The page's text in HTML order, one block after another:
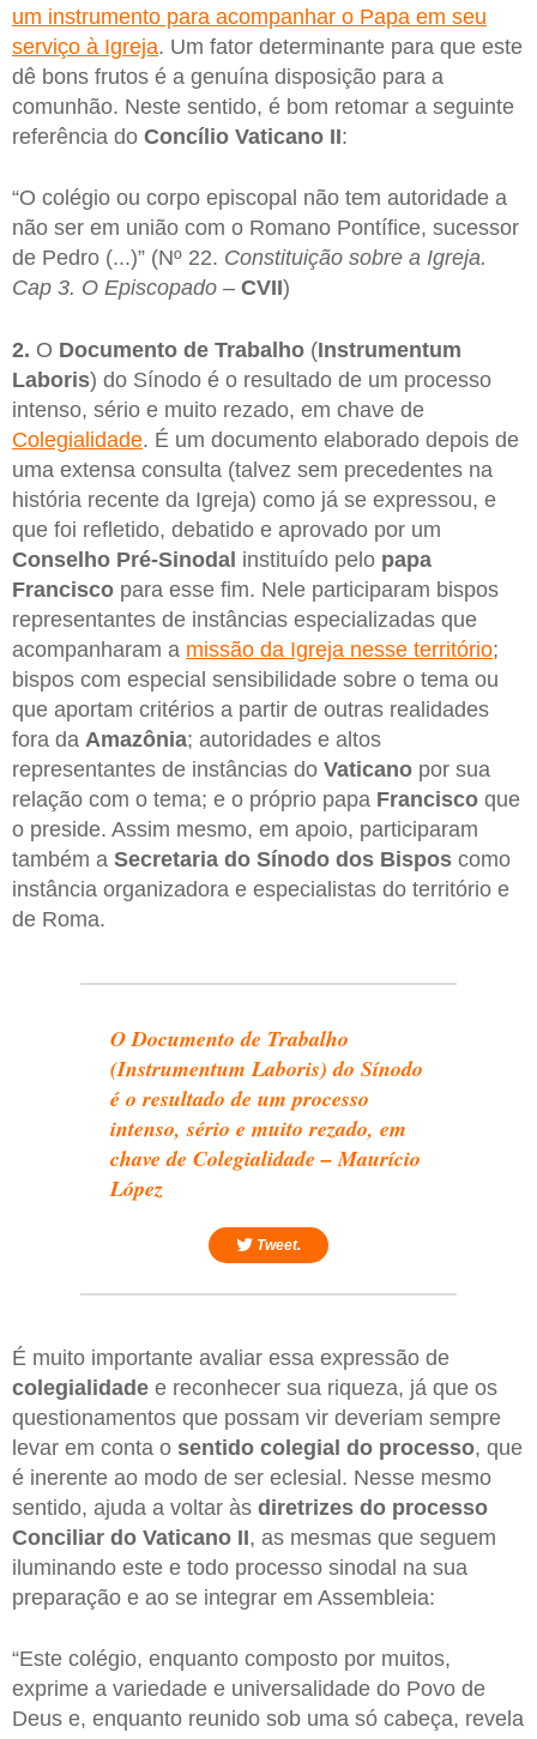
um instrumento para acompanhar o Papa em seu
serviço à Igreja. Um fator determinante para que este
dê bons frutos é a genuína disposição para a
comunhão. Neste sentido, é bom retomar a seguinte
referência do Concílio Vaticano II:
“O colégio ou corpo episcopal não tem autoridade a
não ser em união com o Romano Pontífice, sucessor
de Pedro (...)” (Nº 22. Constituição sobre a Igreja.
Cap 3. O Episcopado – CVII)
2. O Documento de Trabalho (Instrumentum
Laboris) do Sínodo é o resultado de um processo
intenso, sério e muito rezado, em chave de
Colegialidade. É um documento elaborado depois de
uma extensa consulta (talvez sem precedentes na
história recente da Igreja) como já se expressou, e
que foi refletido, debatido e aprovado por um
Conselho Pré-Sinodal instituído pelo papa
Francisco para esse fim. Nele participaram bispos
representantes de instâncias especializadas que
acompanharam a missão da Igreja nesse território;
bispos com especial sensibilidade sobre o tema ou
que aportam critérios a partir de outras realidades
fora da Amazônia; autoridades e altos
representantes de instâncias do Vaticano por sua
relação com o tema; e o próprio papa Francisco que
o preside. Assim mesmo, em apoio, participaram
também a Secretaria do Sínodo dos Bispos como
instância organizadora e especialistas do território e
de Roma.
O Documento de Trabalho
(Instrumentum Laboris) do Sínodo
é o resultado de um processo
intenso, sério e muito rezado, em
chave de Colegialidade – Maurício
López
Tweet.
É muito importante avaliar essa expressão de
colegialidade e reconhecer sua riqueza, já que os
questionamentos que possam vir deveriam sempre
levar em conta o sentido colegial do processo, que
é inerente ao modo de ser eclesial. Nesse mesmo
sentido, ajuda a voltar às diretrizes do processo
Conciliar do Vaticano II, as mesmas que seguem
iluminando este e todo processo sinodal na sua
preparação e ao se integrar em Assembleia:
“Este colégio, enquanto composto por muitos,
exprime a variedade e universalidade do Povo de
Deus e, enquanto reunido sob uma só cabeça, revela